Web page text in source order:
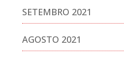
SETEMBRO 2021
AGOSTO 2021